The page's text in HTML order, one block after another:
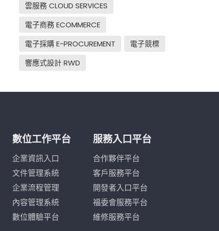
雲服務 CLOUD SERVICES
電子商務 ECOMMERCE
電子採購 E-PROCUREMENT
電子競標
響應式設計 RWD
數位工作平台
企業資訊入口
文件管理系統
企業流程管理
內容管理系統
數位體驗平台
服務入口平台
合作夥伴平台
客戶服務平台
開發者入口平台
福委會服務平台
維修服務平台